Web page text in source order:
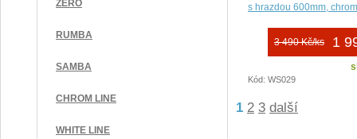
ZERO
RUMBA
SAMBA
CHROM LINE
WHITE LINE
s hrazdou 600mm, chrom
1
3 490 Kč/ks
Kód: WS029
1 2 3 další